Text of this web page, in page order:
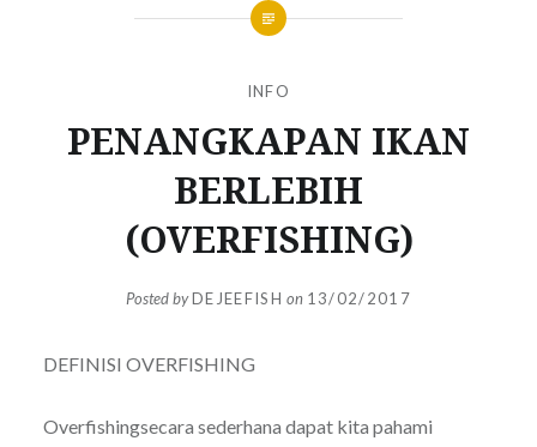
INFO
PENANGKAPAN IKAN
BERLEBIH
(OVERFISHING)
Posted byDEJEEFISH on 13/02/2017
DEFINISI OVERFISHING
Overfishingsecara sederhana dapat kita pahami